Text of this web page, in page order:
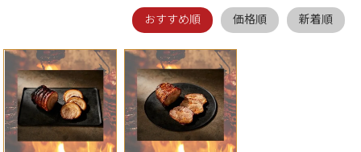
限
定
商
品
おすすめ順 価格順 新着順